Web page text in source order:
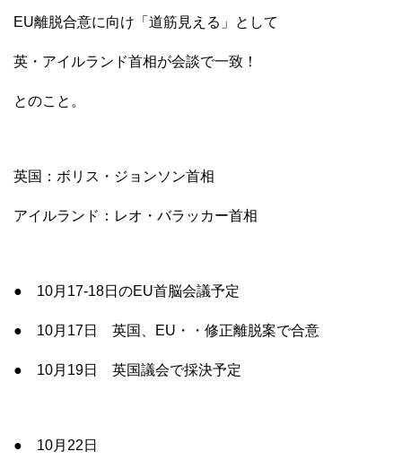
EU離脱合意に向け「道筋見える」として
英・アイルランド首相が会談で一致！
とのこと。
英国：ボリス・ジョンソン首相
アイルランド：レオ・バラッカー首相
● 10月17-18日のEU首脳会議予定
● 10月17日 英国、EU・・修正離脱案で合意
● 10月19日 英国議会で採決予定
● 10月22日